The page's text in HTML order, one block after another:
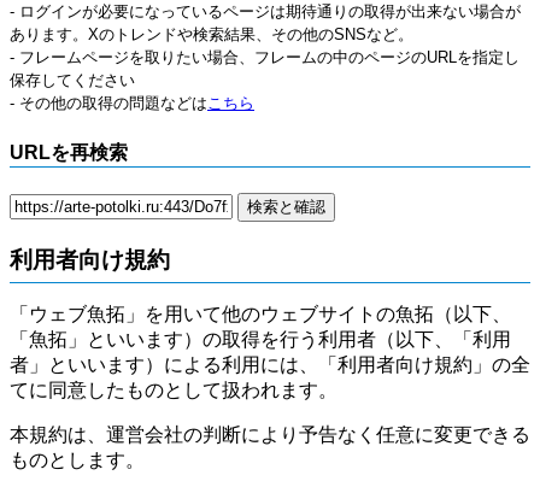
- ログインが必要になっているページは期待通りの取得が出来ない場合が
あります。Xのトレンドや検索結果、その他のSNSなど。
- フレームページを取りたい場合、フレームの中のページのURLを指定し
保存してください
- その他の取得の問題などはこちら
URLを再検索
利用者向け規約
「ウェブ魚拓」を用いて他のウェブサイトの魚拓（以下、
「魚拓」といいます）の取得を行う利用者（以下、「利用
者」といいます）による利用には、「利用者向け規約」の全
てに同意したものとして扱われます。
本規約は、運営会社の判断により予告なく任意に変更できる
ものとします。